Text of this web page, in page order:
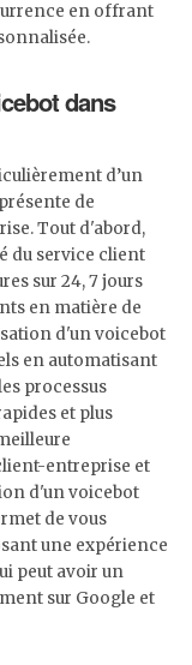
en offrant
dans
d’un
de
Tout d'abord,
du service client
sur 24, 7 jours
en matière de
d'un voicebot
en automatisant
processus
et plus
entreprise et
d'un voicebot
de vous
une expérience
peut avoir un
sur Google et